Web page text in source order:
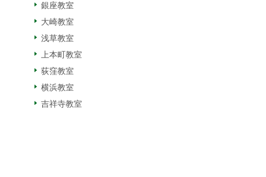
銀座教室
大崎教室
浅草教室
上本町教室
荻窪教室
横浜教室
吉祥寺教室